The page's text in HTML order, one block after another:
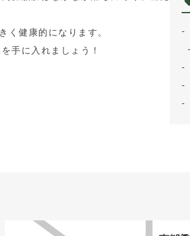
く健康的になります。
手に入れましょう！